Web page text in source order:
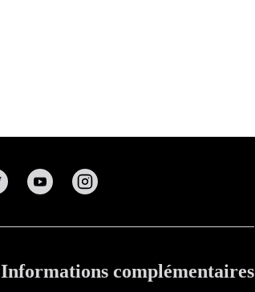
Informations complémentaires